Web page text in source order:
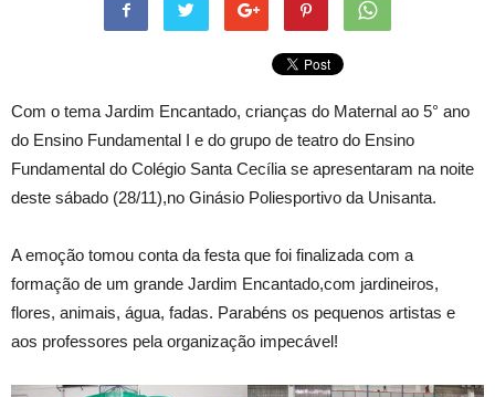
Com o tema Jardim Encantado, crianças do Maternal ao 5° ano
do Ensino Fundamental I e do grupo de teatro do Ensino
Fundamental do Colégio Santa Cecília se apresentaram na noite
deste sábado (28/11),no Ginásio Poliesportivo da Unisanta.
A emoção tomou conta da festa que foi finalizada com a
formação de um grande Jardim Encantado,com jardineiros,
flores, animais, água, fadas. Parabéns os pequenos artistas e
aos professores pela organização impecável!